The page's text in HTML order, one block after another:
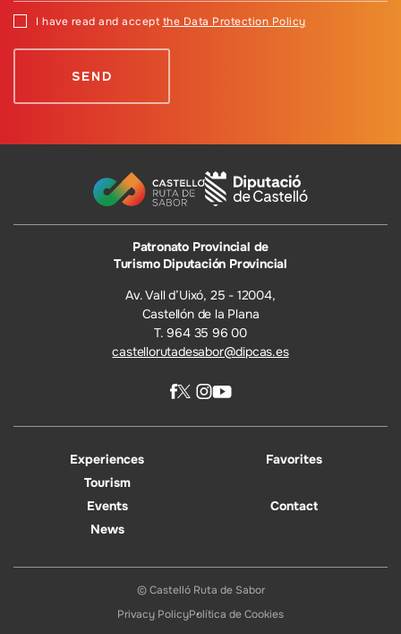
I have read and accept the Data Protection Policy
Patronato Provincial de
Turismo Diputación Provincial
Av. Vall d’Uixó, 25 - 12004,
Castellón de la Plana
T. 964 35 96 00
castellorutadesabor@dipcas.es
Experiences
Tourism
Events
News
Favorites
Contact
© Castelló Ruta de Sabor
Privacy PolicyPolítica de Cookies